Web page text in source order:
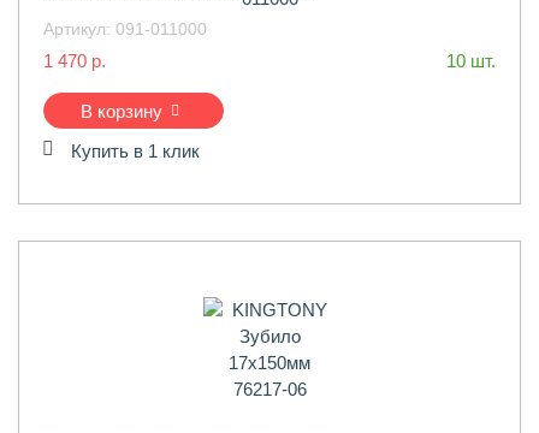
Артикул: 091-011000
1 470 р. 10 шт.
В корзину
Купить в 1 клик